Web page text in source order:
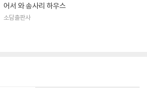
어서 와 송사리 하우스
소담출판사